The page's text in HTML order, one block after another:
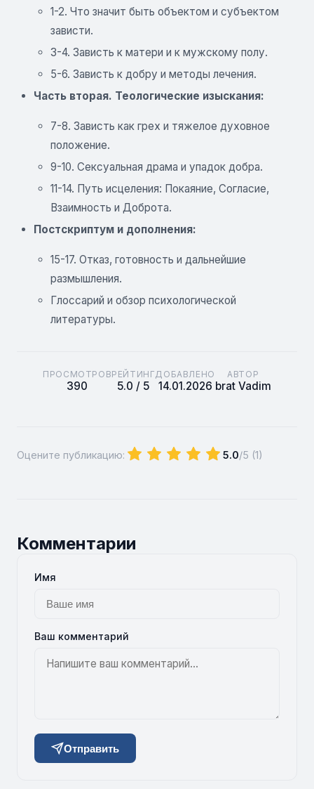
1-2. Что значит быть объектом и субъектом
зависти.
3-4. Зависть к матери и к мужскому полу.
5-6. Зависть к добру и методы лечения.
Часть вторая. Теологические изыскания:
7-8. Зависть как грех и тяжелое духовное
положение.
9-10. Сексуальная драма и упадок добра.
11-14. Путь исцеления: Покаяние, Согласие,
Взаимность и Доброта.
Постскриптум и дополнения:
15-17. Отказ, готовность и дальнейшие
размышления.
Глоссарий и обзор психологической
литературы.
ПРОСМОТРОВ
390
РЕЙТИНГ
5.0 / 5
ДОБАВЛЕНО
14.01.2026
АВТОР
brat Vadim
Оцените публикацию: 5.0/5 (1)
Комментарии
Имя
Ваш комментарий
Отправить